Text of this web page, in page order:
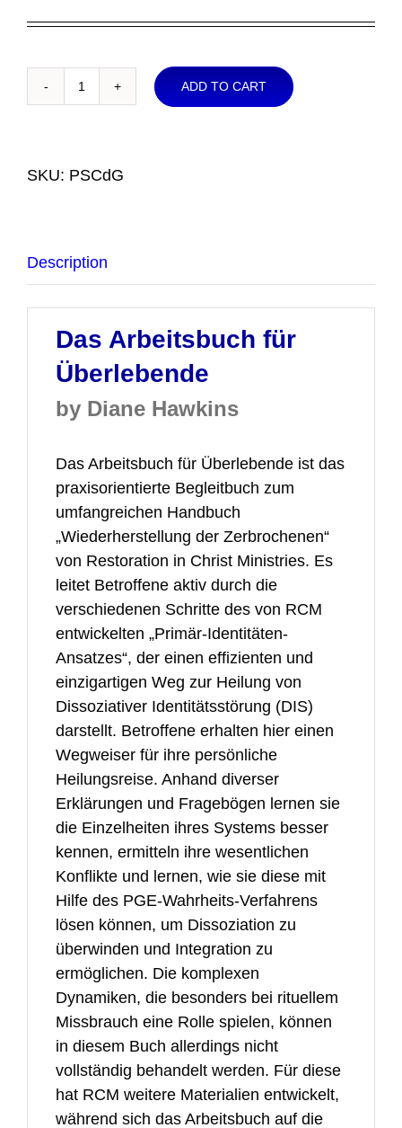
Das
Überlebende
ADD TO CART
SKU: PSCdG
Description
Das Arbeitsbuch für
Überlebende
by Diane Hawkins
Das Arbeitsbuch für Überlebende ist das
praxisorientierte Begleitbuch zum
umfangreichen Handbuch
„Wiederherstellung der Zerbrochenen“
von Restoration in Christ Ministries. Es
leitet Betroffene aktiv durch die
verschiedenen Schritte des von RCM
entwickelten „Primär-Identitäten-
Ansatzes“, der einen effizienten und
einzigartigen Weg zur Heilung von
Dissoziativer Identitätsstörung (DIS)
darstellt. Betroffene erhalten hier einen
Wegweiser für ihre persönliche
Heilungsreise. Anhand diverser
Erklärungen und Fragebögen lernen sie
die Einzelheiten ihres Systems besser
kennen, ermitteln ihre wesentlichen
Konflikte und lernen, wie sie diese mit
Hilfe des PGE-Wahrheits-Verfahrens
lösen können, um Dissoziation zu
überwinden und Integration zu
ermöglichen. Die komplexen
Dynamiken, die besonders bei rituellem
Missbrauch eine Rolle spielen, können
in diesem Buch allerdings nicht
vollständig behandelt werden. Für diese
hat RCM weitere Materialien entwickelt,
während sich das Arbeitsbuch auf die